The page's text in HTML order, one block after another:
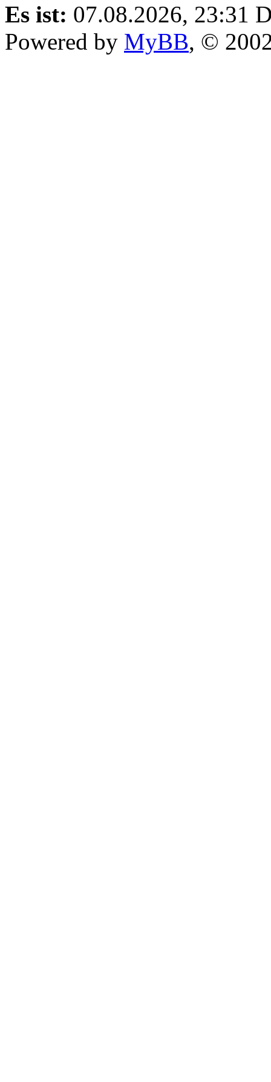
Es ist: 07.08.2026, 23:31
Powered by MyBB, ©